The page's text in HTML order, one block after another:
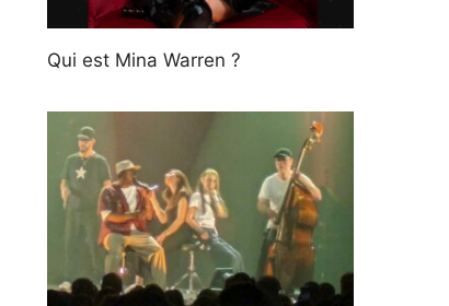
Qui est Mina Warren ?